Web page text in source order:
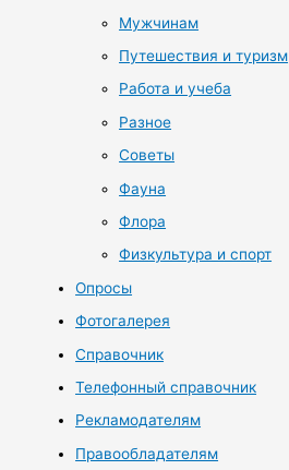
Мужчинам
Путешествия и туризм
Работа и учеба
Разное
Советы
Фауна
Флора
Физкультура и спорт
Опросы
Фотогалерея
Справочник
Телефонный справочник
Рекламодателям
Правообладателям